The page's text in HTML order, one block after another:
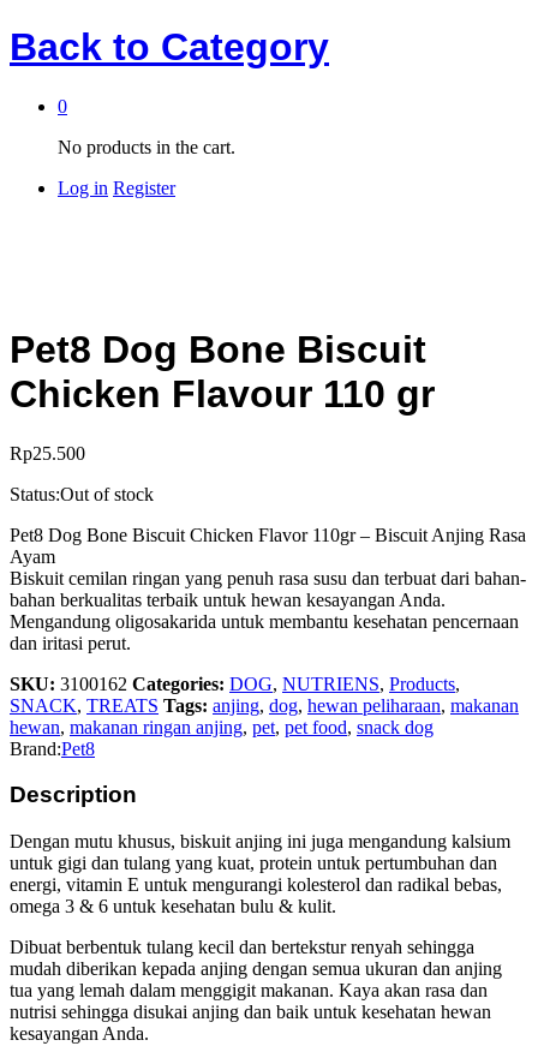
Back to Category
0
No products in the cart.
Log in Register
Pet8 Dog Bone Biscuit
Chicken Flavour 110 gr
Rp25.500
Status:Out of stock
Pet8 Dog Bone Biscuit Chicken Flavor 110gr – Biscuit Anjing Rasa
Ayam
Biskuit cemilan ringan yang penuh rasa susu dan terbuat dari bahan-
bahan berkualitas terbaik untuk hewan kesayangan Anda.
Mengandung oligosakarida untuk membantu kesehatan pencernaan
dan iritasi perut.
SKU: 3100162 Categories: DOG, NUTRIENS, Products,
SNACK, TREATS Tags: anjing, dog, hewan peliharaan, makanan
hewan, makanan ringan anjing, pet, pet food, snack dog
Brand:Pet8
Description
Dengan mutu khusus, biskuit anjing ini juga mengandung kalsium
untuk gigi dan tulang yang kuat, protein untuk pertumbuhan dan
energi, vitamin E untuk mengurangi kolesterol dan radikal bebas,
omega 3 & 6 untuk kesehatan bulu & kulit.
Dibuat berbentuk tulang kecil dan bertekstur renyah sehingga
mudah diberikan kepada anjing dengan semua ukuran dan anjing
tua yang lemah dalam menggigit makanan. Kaya akan rasa dan
nutrisi sehingga disukai anjing dan baik untuk kesehatan hewan
kesayangan Anda.